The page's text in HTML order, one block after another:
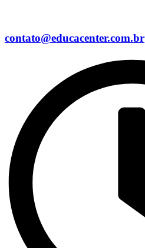
contato@educacenter.com.br